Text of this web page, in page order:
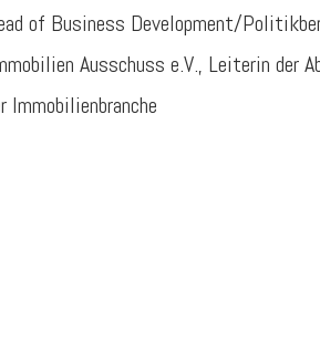
of Business Development/
Ausschuss e.V., Leiterin der
Immobilienbranche